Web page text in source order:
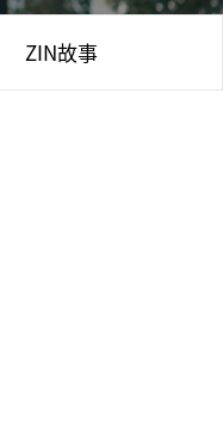
ZIN故事